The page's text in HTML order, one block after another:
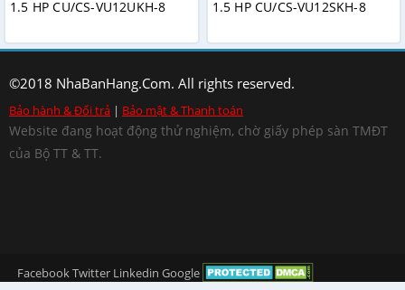
1.5 HP CU/CS-VU12UKH-8
1.5 HP CU/CS-VU12SKH-8
©2018 NhaBanHang.Com. All rights reserved.
Bảo hành & Đổi trả | Bảo mật & Thanh toán
Website đang hoạt động thử nghiệm, chờ giấy phép sàn TMĐT
của Bộ TT & TT.
Facebook Twitter Linkedin Google